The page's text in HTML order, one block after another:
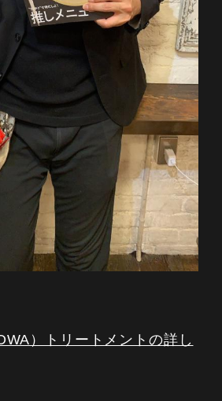
）トリートメントの詳し